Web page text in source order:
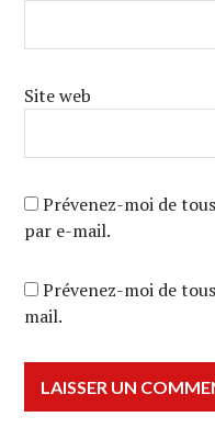
Site web
Prévenez-moi de
par e-mail.
Prévenez-moi de
mail.